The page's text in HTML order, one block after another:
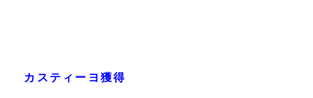
カスティーヨ獲得